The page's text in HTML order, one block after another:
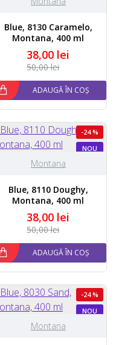
Blue, 8130 Caramelo,
Montana, 400 ml
38,00 lei
50,00 lei
ADAUGĂ ÎN COȘ
NOU
-24 %
Montana
Blue, 8110 Doughy,
Montana, 400 ml
38,00 lei
50,00 lei
ADAUGĂ ÎN COȘ
NOU
-24 %
Montana